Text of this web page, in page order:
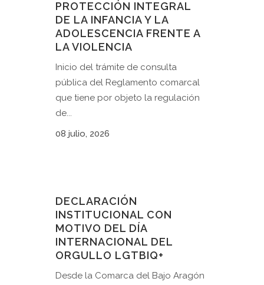
PROTECCIÓN INTEGRAL
DE LA INFANCIA Y LA
ADOLESCENCIA FRENTE A
LA VIOLENCIA
Inicio del trámite de consulta
pública del Reglamento comarcal
que tiene por objeto la regulación
de...
08 julio, 2026
DECLARACIÓN
INSTITUCIONAL CON
MOTIVO DEL DÍA
INTERNACIONAL DEL
ORGULLO LGTBIQ+
Desde la Comarca del Bajo Aragón